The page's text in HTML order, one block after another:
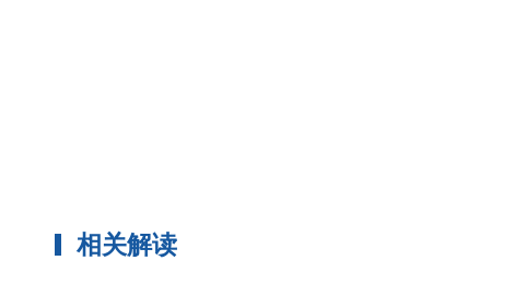
相关解读